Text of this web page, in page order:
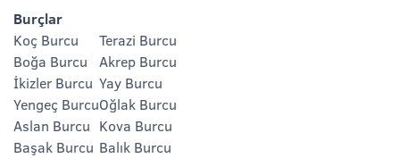
Burçlar
Koç Burcu
Boğa Burcu
İkizler Burcu
Yengeç Burcu
Aslan Burcu
Başak Burcu
Terazi Burcu
Akrep Burcu
Yay Burcu
Oğlak Burcu
Kova Burcu
Balık Burcu